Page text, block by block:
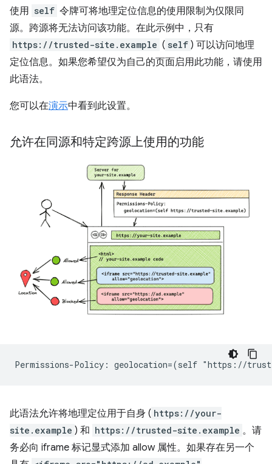
使用 self 令牌可将地理定位信息的使用限制为仅限同
源。跨源将无法访问该功能。在此示例中，只有
https://trusted-site.example ( self ) 可以访问地理
定位信息。如果您希望仅为自己的页面启用此功能，请使用
此语法。
您可以在演示中看到此设置。
允许在同源和特定跨源上使用的功能
此语法允许将地理定位用于自身 ( https://your-
site.example ) 和 https://trusted-site.example 。请
务必向 iframe 标记显式添加 allow 属性。如果存在另一个